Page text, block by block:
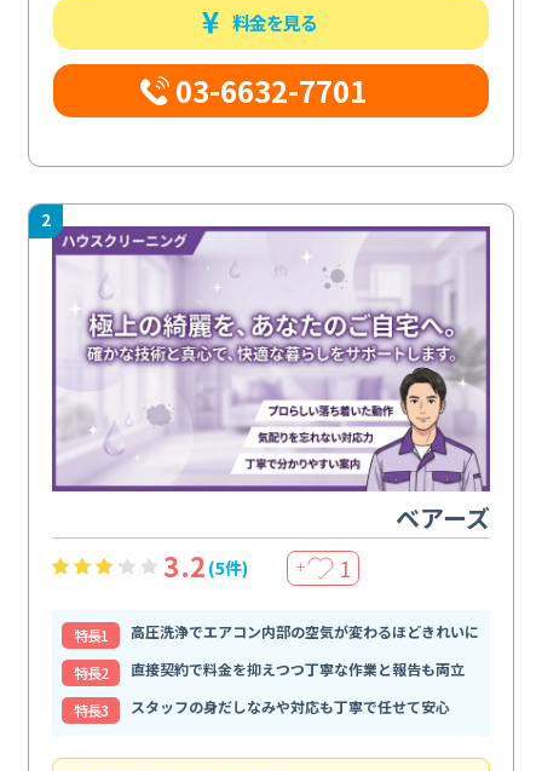
料金を見る
03-6632-7701
2
ベアーズ
3.2 (5件) ＋ 1
特⻑1
高圧洗浄でエアコン内部の空気が変わるほどきれいに
特⻑2
直接契約で料金を抑えつつ丁寧な作業と報告も両立
特⻑3
スタッフの身だしなみや対応も丁寧で任せて安心